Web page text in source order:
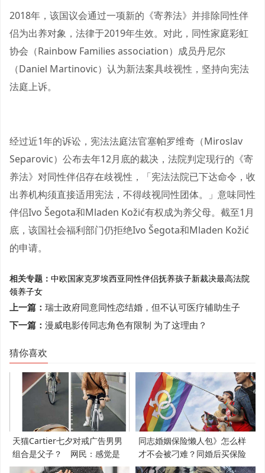
2018年，该国议会通过一项新的《寄养法》并排除同性伴
侣为出养对象，法律于2019年生效。对此，同性家庭彩虹
协会（Rainbow Families association）成员丹尼尔
（Daniel Martinovic）认为新法案具歧视性，坚持向宪法
法庭上诉。
经过近1年的诉讼，宪法法庭法官塞帕罗维奇（Miroslav
Separovic）公布去年12月底的裁决，法院判定现行的《寄
养法》对同性伴侣存在歧视性，「宪法法院已下达命令，收
出养机构须直接适用宪法，不得歧视同性团体。」意味同性
伴侣Ivo Šegota和Mladen Kožić有权成为养父母。截至1月
底，该国社会福利部门仍拒绝Ivo Šegota和Mladen Kožić
的申请。
相关专题： 中欧国家克罗埃西亚同性伴侣抚养孩子新裁决最高法院
领养子女
上一篇： 瑞士政府同意同性恋结婚，但不认可医疗辅助生子
下一篇： 漫威电影传同志角色有限制 为了这理由？
猜你喜欢
天猫Cartier七夕对戒广告男男
组合是父子？ 网民：感觉是
支持LGBT
同志婚姻保险懒人包》怎么样
才不会被刁难？同婚后买保险
必知5件事